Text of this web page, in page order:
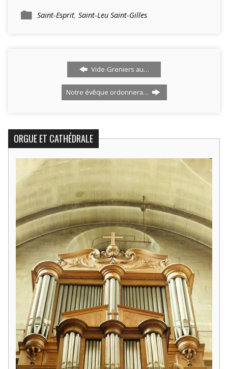
Saint-Esprit, Saint-Leu Saint-Gilles
Vide-Greniers au…
Notre évêque ordonnera…
ORGUE ET CATHÉDRALE